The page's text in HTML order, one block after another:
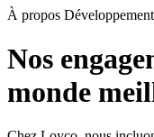
À propos
Nos
monde